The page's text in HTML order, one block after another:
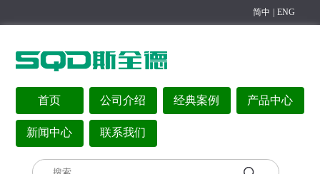
简中 ENG
首页 公司介绍 经典案例 产品中心
新闻中心 联系我们